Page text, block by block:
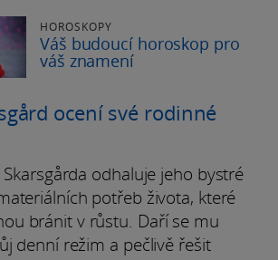
HOROSKOPY
Váš budoucí horoskop pro
váš znamení
ocení své rodinné
odhaluje jeho bystré
potřeb života, které
bránit v růstu. Daří se mu
denní režim a pečlivě řešit